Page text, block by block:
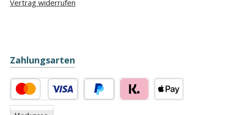
Vertrag widerrufen
Zahlungsarten
Kredit- oder Debitkarte